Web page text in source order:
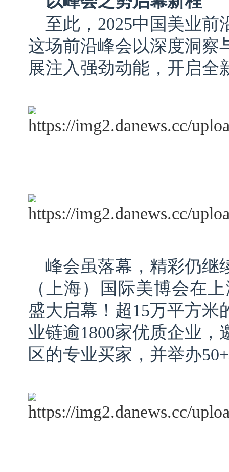
至此，2025中国美业
这场前沿峰会以深度洞察
展注入强劲动能，开启全
峰会虽落幕，精彩仍继
（上海）国际美博会在
盛大启幕！超15万平方米
业链逾1800家优质企业，
区的专业买家，并举办